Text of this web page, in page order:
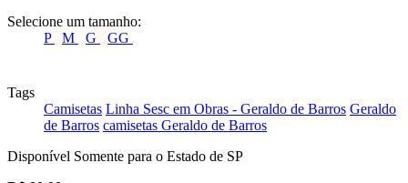
Selecione um tamanho:
P
M G GG
Tags
Camisetas Linha Sesc em Obras - Geraldo de Barros Geraldo
de Barros camisetas Geraldo de Barros
Disponível Somente para o Estado de SP